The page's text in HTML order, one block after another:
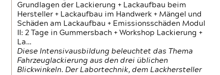
Grundlagen der Lackierung + Lackaufbau beim
Hersteller + Lackaufbau im Handwerk + Mängel und
Schäden am Lackaufbau + Emissionsschäden Modul
II: 2 Tage in Gummersbach + Workshop Lackierung +
La…
Diese Intensivausbildung beleuchtet das Thema
Fahrzeuglackierung aus den drei üblichen
Blickwinkeln. Der Labortechnik, dem Lackhersteller